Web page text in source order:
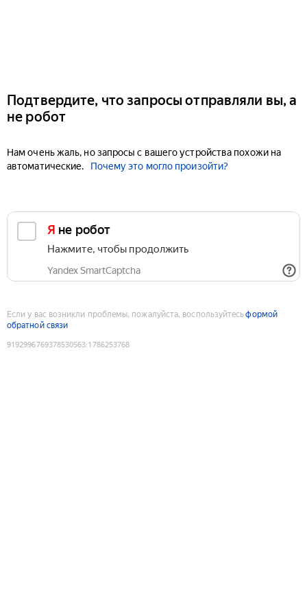
Подтвердите, что запросы отправляли вы, а
не робот
Нам очень жаль, но запросы с вашего устройства похожи на
автоматические.
Почему это могло произойти?
Я не робот
Нажмите, чтобы продолжить
Yandex SmartCaptcha
Если у вас возникли проблемы, пожалуйста, воспользуйтесьформой
обратной связи
9192996769378530563:1786253768